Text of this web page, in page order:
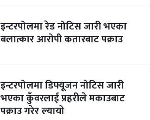
इन्टरपोलमा रेड नोटिस जारी भएका
बलात्कार आरोपी कतारबाट पक्राउ
इन्टरपोलमा डिफ्यूजन नोटिस जारी
भएका कुँवरलाई प्रहरीले मकाउबाट
पक्राउ गरेर ल्यायो